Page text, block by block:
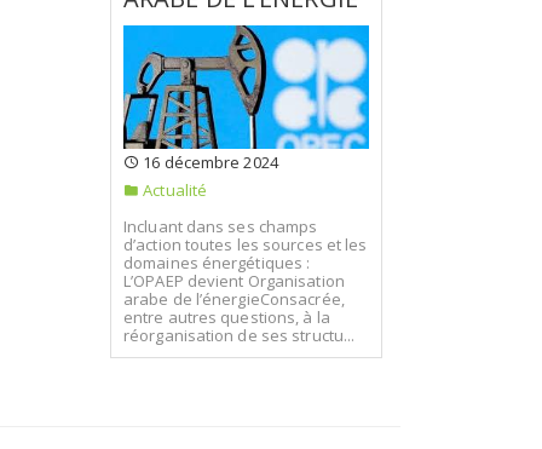
16 décembre 2024
Actualité
Incluant dans ses champs
d’action toutes les sources et les
domaines énergétiques :
L’OPAEP devient Organisation
arabe de l’énergieConsacrée,
entre autres questions, à la
réorganisation de ses structu...